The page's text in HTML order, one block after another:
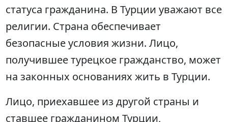
статуса гражданина. В Турции уважают все
религии. Страна обеспечивает
безопасные условия жизни. Лицо,
получившее турецкое гражданство, может
на законных основаниях жить в Турции.
Лицо, приехавшее из другой страны и
ставшее гражданином Турции,